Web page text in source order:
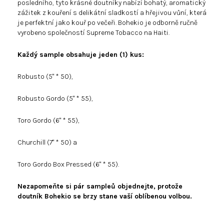
posledního, tyto krásné doutníky nabízí bohatý, aromatický
zážitek z kouření s delikátní sladkostí a hřejivou vůní, která
je perfektní jako kouř po večeři. Bohekio je odborně ručně
vyrobeno společností Supreme Tobacco na Haiti.
Každý sample obsahuje jeden (1) kus:
Robusto (5" * 50),
Robusto Gordo (5" * 55),
Toro Gordo (6" * 55),
Churchill (7" * 50) a
Toro Gordo Box Pressed (6" * 55).
Nezapomeňte si pár sampleů objednejte, protože
doutník Bohekio se brzy stane vaší oblíbenou volbou.